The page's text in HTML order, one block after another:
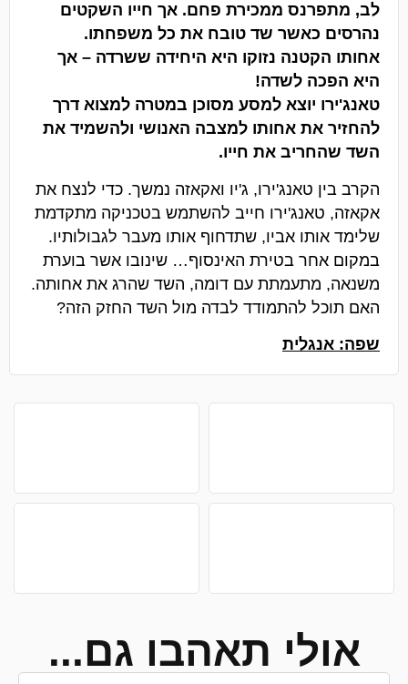
לב, מתפרנס ממכירת פחם. אך חייו השקטים
נהרסים כאשר שד טובח את כל משפחתו.
אחותו הקטנה נזוקו היא היחידה ששרדה – אך
היא הפכה לשדה!
טאנג'ירו יוצא למסע מסוכן במטרה למצוא דרך
להחזיר את אחותו למצבה האנושי ולהשמיד את
השד שהחריב את חייו.
הקרב בין טאנג'ירו, ג'יו ואקאזה נמשך. כדי לנצח את
אקאזה, טאנג'ירו חייב להשתמש בטכניקה מתקדמת
שלימד אותו אביו, שתדחוף אותו מעבר לגבולותיו.
במקום אחר בטירת האינסוף… שינובו אשר בוערת
משנאה, מתעמתת עם דומה, השד שהרג את אחותה.
האם תוכל להתמודד לבדה מול השד החזק הזה?
שפה: אנגלית
אולי תאהבו גם...